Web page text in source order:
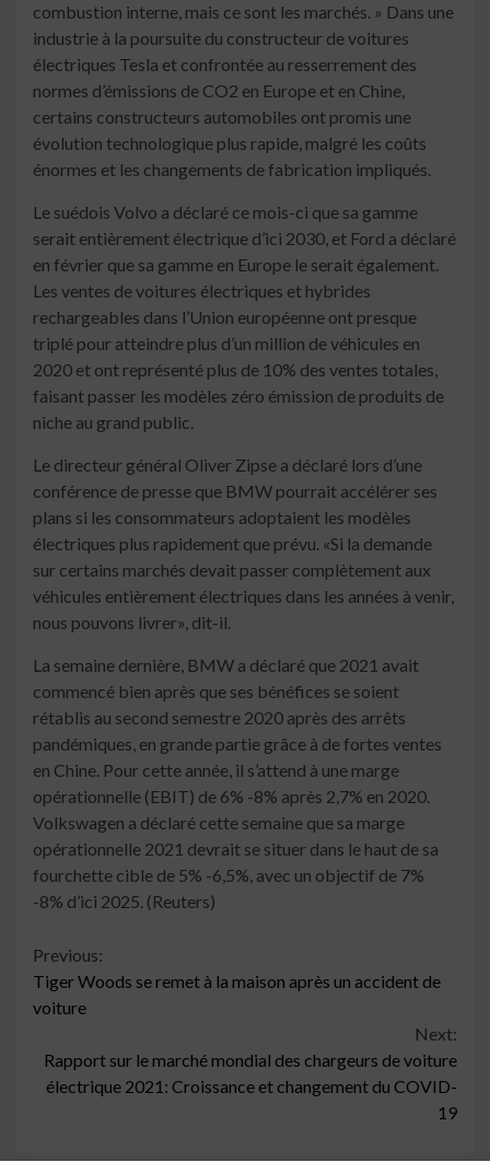
combustion interne, mais ce sont les marchés. » Dans une
industrie à la poursuite du constructeur de voitures
électriques Tesla et confrontée au resserrement des
normes d’émissions de CO2 en Europe et en Chine,
certains constructeurs automobiles ont promis une
évolution technologique plus rapide, malgré les coûts
énormes et les changements de fabrication impliqués.
Le suédois Volvo a déclaré ce mois-ci que sa gamme
serait entièrement électrique d’ici 2030, et Ford a déclaré
en février que sa gamme en Europe le serait également.
Les ventes de voitures électriques et hybrides
rechargeables dans l’Union européenne ont presque
triplé pour atteindre plus d’un million de véhicules en
2020 et ont représenté plus de 10% des ventes totales,
faisant passer les modèles zéro émission de produits de
niche au grand public.
Le directeur général Oliver Zipse a déclaré lors d’une
conférence de presse que BMW pourrait accélérer ses
plans si les consommateurs adoptaient les modèles
électriques plus rapidement que prévu. «Si la demande
sur certains marchés devait passer complètement aux
véhicules entièrement électriques dans les années à venir,
nous pouvons livrer», dit-il.
La semaine dernière, BMW a déclaré que 2021 avait
commencé bien après que ses bénéfices se soient
rétablis au second semestre 2020 après des arrêts
pandémiques, en grande partie grâce à de fortes ventes
en Chine. Pour cette année, il s’attend à une marge
opérationnelle (EBIT) de 6% -8% après 2,7% en 2020.
Volkswagen a déclaré cette semaine que sa marge
opérationnelle 2021 devrait se situer dans le haut de sa
fourchette cible de 5% -6,5%, avec un objectif de 7%
-8% d’ici 2025. (Reuters)
Continue
Reading
Previous:
Tiger Woods se remet à la maison après un accident de
voiture
Next:
Rapport sur le marché mondial des chargeurs de voiture
électrique 2021: Croissance et changement du COVID-
19